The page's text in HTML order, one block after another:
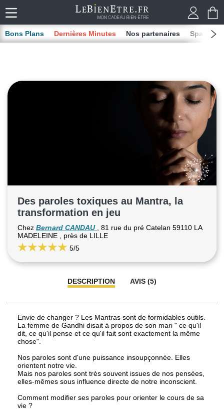
Bons Plans Dernières Minutes Nos partenaires Spas
Des paroles toxiques au Mantra, la
transformation en jeu
Chez Bernard CANDAU
, 81 rue du pré Catelan 59110 LA
MADELEINE , près de LILLE
5/5
DESCRIPTION AVIS (5)
Envie de changer ? Les Mantras sont de formidables outils.
La femme de Gandhi disait à propos de son mari " ce qu'il
dit, ce qu'il pense et ce qu'il fait sont exactement la même
chose".
Nos paroles sont d'une puissance insoupçonnée. Elles
orientent notre vie.
Mais nos paroles sont très souvent issues de nos pensées,
elles-mêmes sous influence directe de notre inconscient.
Comment modifier ses paroles pour orienter le cours de sa
vie ?